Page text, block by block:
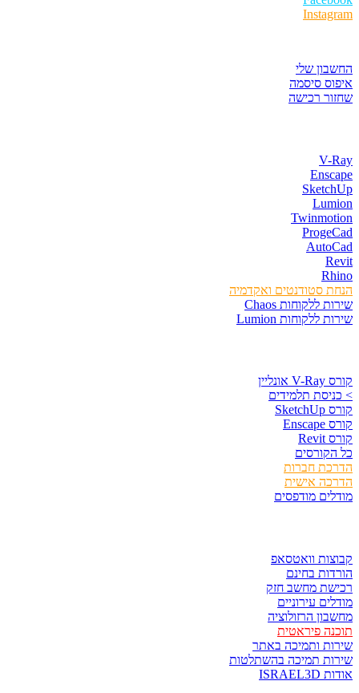
Instagram
החשבון שלי
איפוס סיסמה
שחזור רכישה
V-Ray
Enscape
SketchUp
Lumion
Twinmotion
ProgeCad
AutoCad
Revit
Rhino
הנחת סטודנטים ואקדמיה
שירות ללקוחות Chaos
שירות ללקוחות Lumion
קורס V-Ray אונליין
> כניסת תלמידים
קורס SketchUp
קורס Enscape
קורס Revit
כל הקורסים
הדרכת חברות
הדרכה אישית
מודלים מודפסים
קבוצות וואטסאפ
הורדות בחינם
רכישת מחשב חזק
מודלים עירוניים
מחשבון הרזולוציה
תוכנה פיראטית
שירות ותמיכה באתר
שירות תמיכה בהשתלטות
אודות ISRAEL3D